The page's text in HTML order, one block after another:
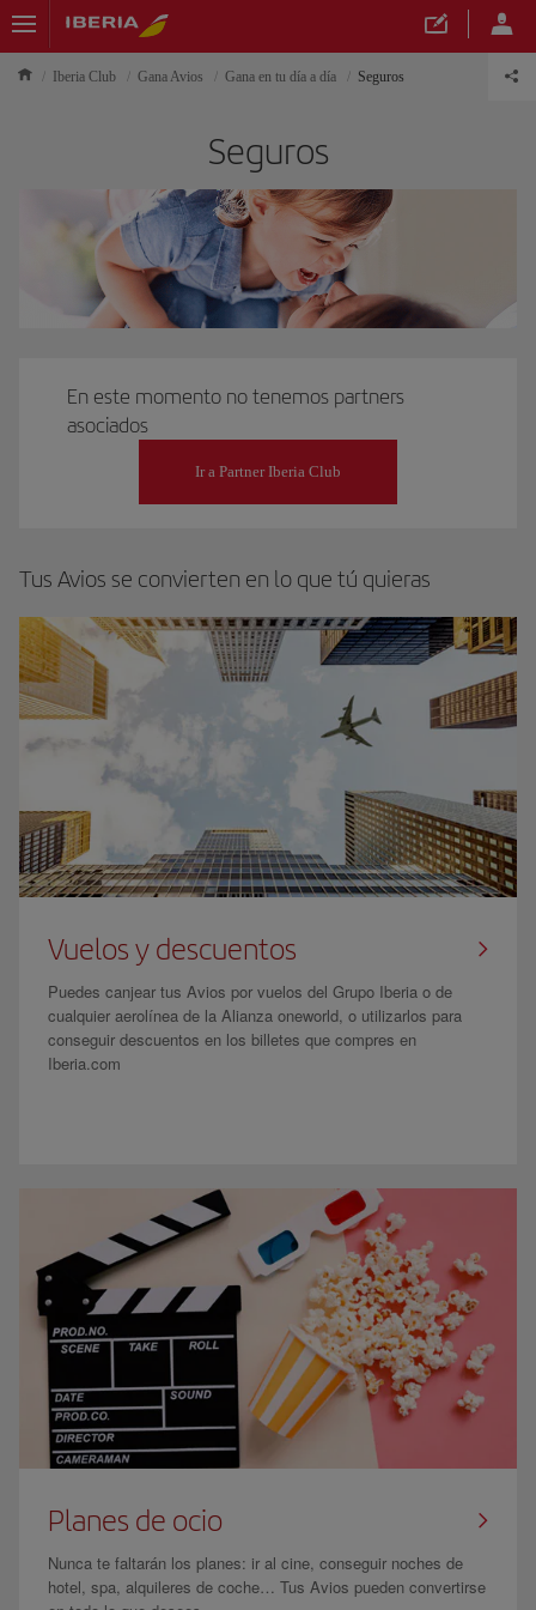
Iberia Club Gana Avios Gana en tu día a día Seguros
Seguros
En este momento no tenemos partners
asociados
Ir a Partner Iberia Club
Tus Avios se convierten en lo que tú quieras
Vuelos y descuentos
Puedes canjear tus Avios por vuelos del Grupo Iberia o de
cualquier aerolínea de la Alianza oneworld, o utilizarlos para
conseguir descuentos en los billetes que compres en
Iberia.com
Planes de ocio
Nunca te faltarán los planes: ir al cine, conseguir noches de
hotel, spa, alquileres de coche… Tus Avios pueden convertirse